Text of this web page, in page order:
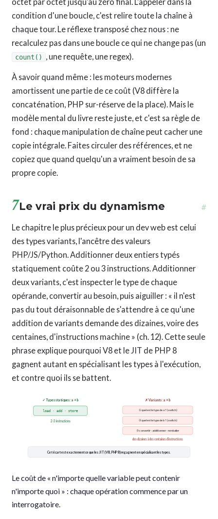
condition d'une boucle, c'est relire toute la chaîne à
chaque tour. Le réflexe transposé chez nous : ne
recalculez pas dans une boucle ce qui ne change pas (un
count() , une requête, une regex).
À savoir quand même : les moteurs modernes
amortissent une partie de ce coût (V8 diffère la
concaténation, PHP sur-réserve de la place). Mais le
modèle mental du livre reste juste, et c'est sa règle de
fond : chaque manipulation de chaîne peut cacher une
copie intégrale. Faites circuler des références, et ne
copiez que quand quelqu'un a vraiment besoin de sa
propre copie.
7Le vrai prix du dynamisme #
Le chapitre le plus précieux pour un dev web est celui
des types variants, l'ancêtre des valeurs
PHP/JS/Python. Additionner deux entiers typés
statiquement coûte 2 ou 3 instructions. Additionner
deux variants, c'est inspecter le type de chaque
opérande, convertir au besoin, puis aiguiller : « il n'est
pas du tout déraisonnable de s'attendre à ce qu'une
addition de variants demande des dizaines, voire des
centaines, d'instructions machine » (ch. 12). Cette seule
phrase explique pourquoi V8 et le JIT de PHP 8
gagnent autant en spécialisant les types à l'exécution,
et contre quoi ils se battent.
✓ Types statiques : a + b
load · add · store
2-3 instructions
✗ Variants : a + b
① quel est le type de a ? (switch)
② quel est le type de b ? (switch)
③ convertir · additionner · remballer
des dizaines à des centaines d'instructions
Cet écart est exactement ce que les JIT (V8, PHP 8) regagnent en spécialisant les types.
Le coût de « n'importe quelle variable peut contenir
n'importe quoi » : chaque opération commence par un
interrogatoire.